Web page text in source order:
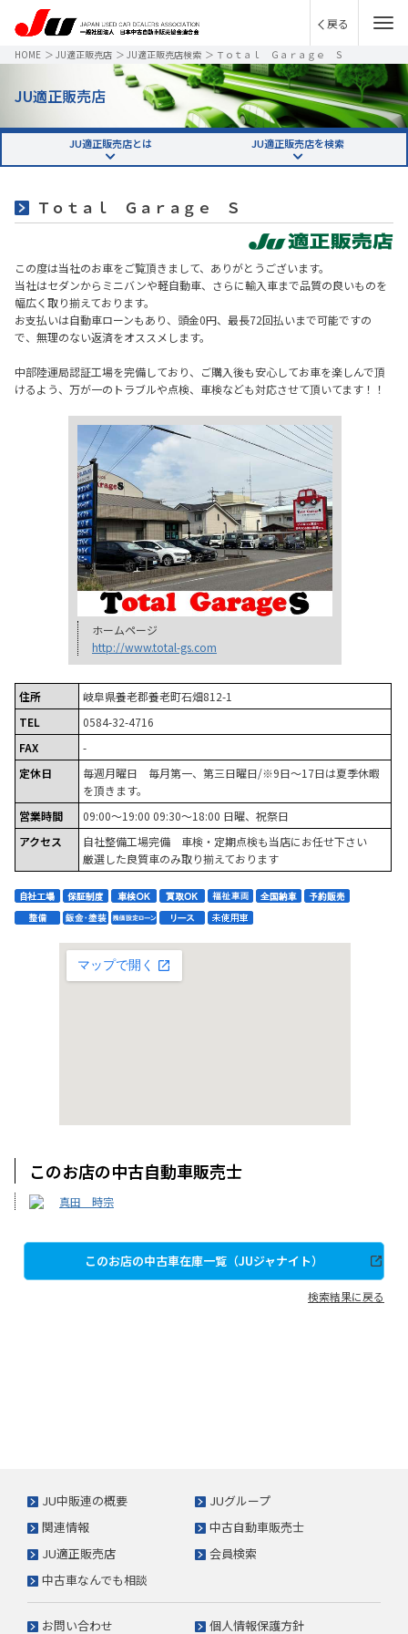
戻る
HOME ＞ JU適正販売店 ＞ JU適正販売店検索 ＞ Ｔｏｔａｌ Ｇａｒａｇｅ Ｓ
JU適正販売店
JU適正販売店とは JU適正販売店を検索
Ｔｏｔａｌ Ｇａｒａｇｅ Ｓ
この度は当社のお車をご覧頂きまして、ありがとうございます。
当社はセダンからミニバンや軽自動車、さらに輸入車まで品質の良いものを
幅広く取り揃えております。
お支払いは自動車ローンもあり、頭金0円、最長72回払いまで可能ですの
で、無理のない返済をオススメします。
中部陸運局認証工場を完備しており、ご購入後も安心してお車を楽しんで頂
けるよう、万が一のトラブルや点検、車検なども対応させて頂いてます！！
ホームページ
http://www.total-gs.com
住所
岐阜県養老郡養老町石畑812-1
TEL
0584-32-4716
FAX
-
定休日
毎週月曜日 毎月第一、第三日曜日/※9日～17日は夏季休暇
を頂きます。
営業時間
09:00～19:00 09:30～18:00 日曜、祝祭日
アクセス
自社整備工場完備 車検・定期点検も当店にお任せ下さい
厳選した良質車のみ取り揃えております
このお店の中古自動車販売士
真田 時宗
このお店の中古車在庫一覧（JUジャナイト）
検索結果に戻る
JU中販連の概要
JUグループ
関連情報
中古自動車販売士
JU適正販売店
会員検索
中古車なんでも相談
お問い合わせ 個人情報保護方針